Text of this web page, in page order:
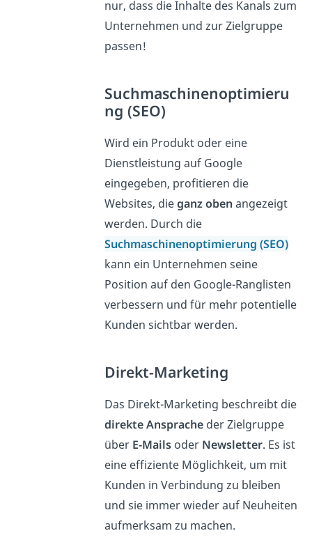
nur, dass die Inhalte des Kanals zum
Unternehmen und zur Zielgruppe
passen!
Suchmaschinenoptimieru
ng (SEO)
Wird ein Produkt oder eine
Dienstleistung auf Google
eingegeben, profitieren die
Websites, dieganz oben angezeigt
werden. Durch die
Suchmaschinenoptimierung (SEO)
kann ein Unternehmen seine
Position auf den Google-Ranglisten
verbessern und für mehr potentielle
Kunden sichtbar werden.
Direkt-Marketing
Das Direkt-Marketing beschreibt die
direkte Anspracheder Zielgruppe
über E-Mailsoder Newsletter. Es ist
eine effiziente Möglichkeit, um mit
Kunden in Verbindung zu bleiben
und sie immer wieder auf Neuheiten
aufmerksam zu machen.